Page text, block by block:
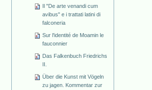
Il "De arte venandi cum
avibus" e i trattati latini di
falconeria
Sur l'identité de Moamin le
fauconnier
Das Falkenbuch Friedrichs
Über die Kunst mit Vögeln
zu jagen. Kommentar zur